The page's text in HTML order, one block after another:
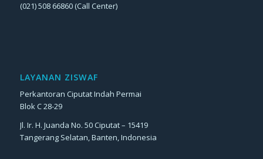
(021) 508 66860 (Call Center)
LAYANAN ZISWAF
Perkantoran Ciputat Indah Permai
Blok C 28-29
Jl. Ir. H. Juanda No. 50 Ciputat – 15419
Tangerang Selatan, Banten, Indonesia